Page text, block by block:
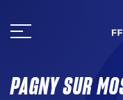
au
PAGNY SUR